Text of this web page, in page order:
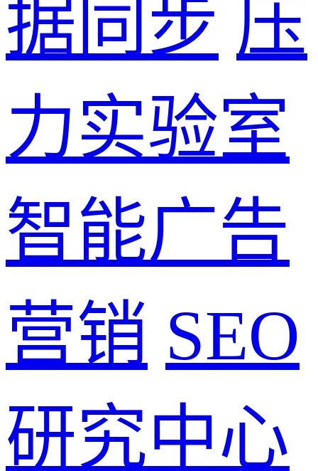
据同步 压
力实验室
智能广告
营销 SEO
研究中心